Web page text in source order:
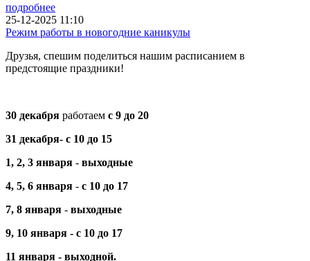
подробнее
25-12-2025 11:10
Режим работы в новогодние каникулы
Друзья, спешим поделиться нашим расписанием в
предстоящие праздники!
30 декабря работаем с 9 до 20
31 декабря- с 10 до 15
1, 2, 3 января - выходные
4, 5, 6 января - с 10 до 17
7, 8 января - выходные
9, 10 января - с 10 до 17
11 января - выходной.